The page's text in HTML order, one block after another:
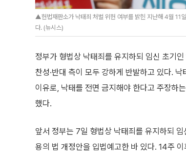
▲헌법재판소가 낙태죄 처벌 위헌 여부를 밝힌 지난해 4월 11
다. (뉴시스)
정부가 형법상 낙태죄를 유지하되 임신 초기
찬성·반대 측이 모두 강하게 반발하고 있다.
이유로, 낙태를 전면 금지해야 한다고 주장하
했다.
앞서 정부는 7일 형법상 낙태죄를 유지하되
용의 법 개정안을 입법예고한 바 있다. 14주